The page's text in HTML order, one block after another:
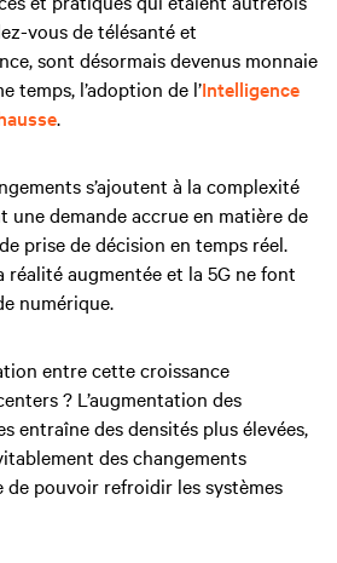
vous de télésanté et
sont désormais devenus monnaie
temps, l’adoption de l’Intelligence
.
s’ajoutent à la complexité
une demande accrue en matière de
prise de décision en temps réel.
réalité augmentée et la 5G ne font
numérique.
entre cette croissance
? L’augmentation des
entraîne des densités plus élevées,
des changements
pouvoir refroidir les systèmes